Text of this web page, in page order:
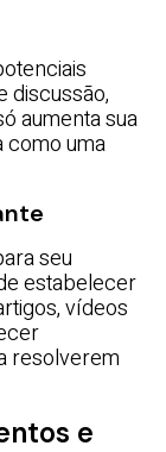
discussão,
aumenta sua
como uma
seu
estabelecer
vídeos
resolverem
e